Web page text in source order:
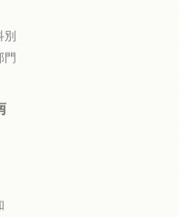
別
門